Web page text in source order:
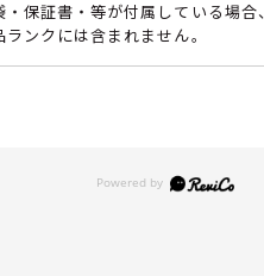
保証書・等が付属している場合
ンクには含まれません。